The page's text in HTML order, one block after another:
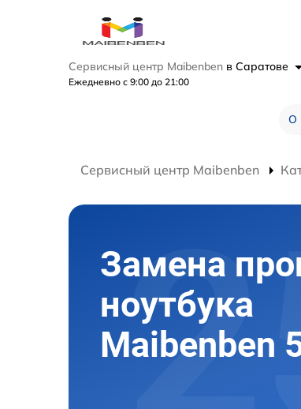
Сервисный центр Maibenben в Саратове
Ежедневно с 9:00 до 21:00
О
Сервисный центр Maibenben
Замена
ноутбука
Maibenben